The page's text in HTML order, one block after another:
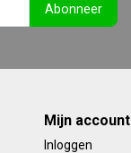
Abonneer
Mijn account
Inloggen